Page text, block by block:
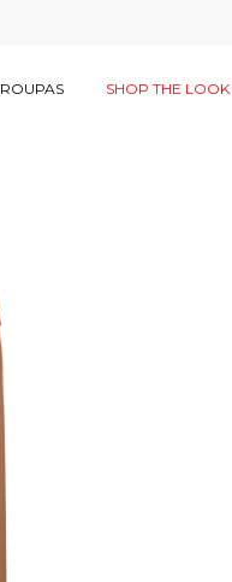
ROUPAS SHOP THE LOOK